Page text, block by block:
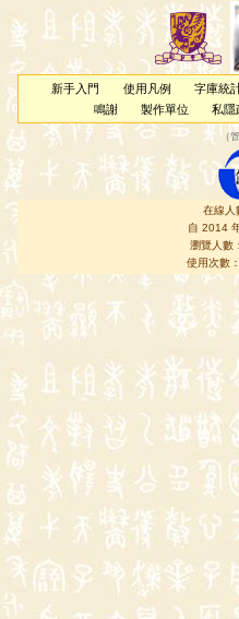
新手入門 使用凡例 字庫統
鳴謝
製作單位 私隱
（
在線人
自 2014
瀏覽人數
使用次數